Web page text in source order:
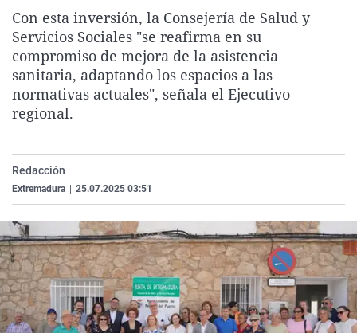
La rosa de los vientos
Gente viajera
Como el perro y el
Caso
Retornados
Equipo de
Operación Viuda
Extremadura
Galicia
La Rioja
Navarra
Virales
Televisión
Elecciones
Con esta inversión, la Consejería de Salud y
Servicios Sociales "se reafirma en su
compromiso de mejora de la asistencia
sanitaria, adaptando los espacios a las
normativas actuales", señala el Ejecutivo
regional.
Redacción
Extremadura 25.07.2025 03:51